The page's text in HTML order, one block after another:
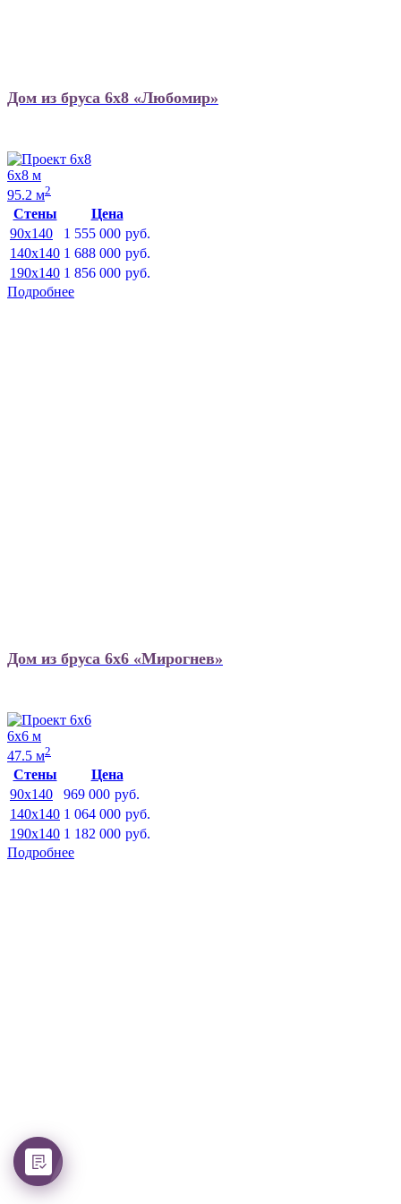
Дом из бруса 6х8 «Любомир»
6х8 м
95.2 м2
Стены
Цена
90x140
1 555 000 руб.
140x140 1 688 000 руб.
190x140 1 856 000 руб.
Подробнее
Дом из бруса 6х6 «Мирогнев»
6х6 м
47.5 м2
Стены
Цена
90x140
969 000 руб.
140x140 1 064 000 руб.
190x140 1 182 000 руб.
Подробнее